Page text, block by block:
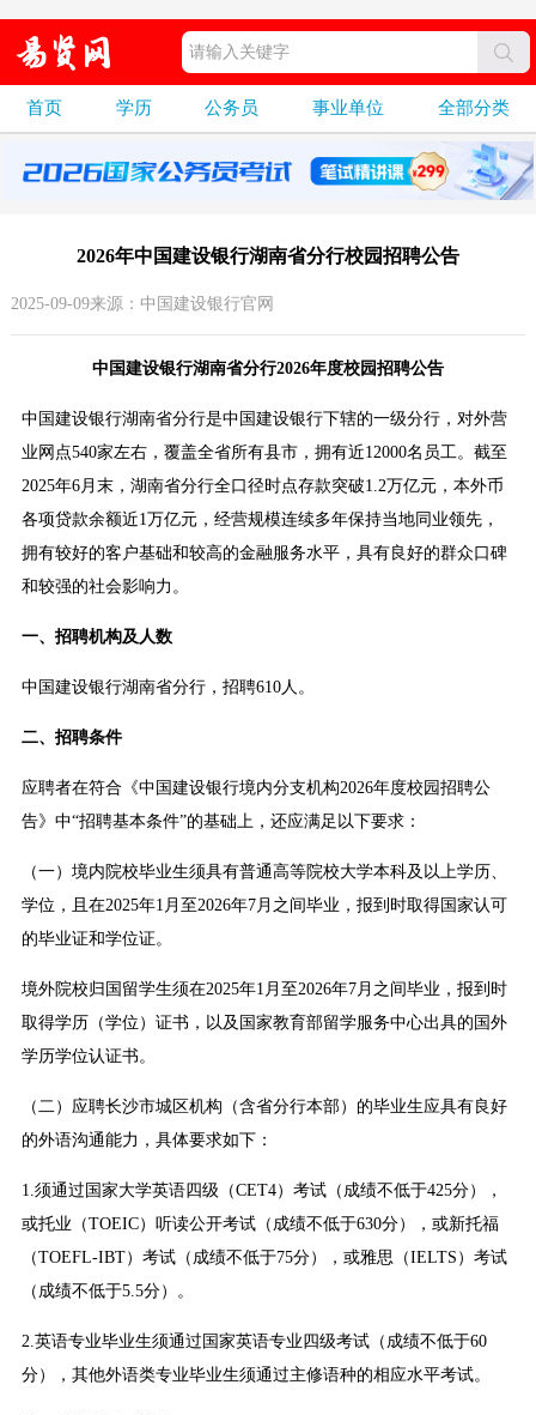
首页 学历 公务员 事业单位 全部分类
2026年中国建设银行湖南省分行校园招聘公告
2025-09-09来源：中国建设银行官网
中国建设银行湖南省分行2026年度校园招聘公告
中国建设银行湖南省分行是中国建设银行下辖的一级分行，对外营
业网点540家左右，覆盖全省所有县市，拥有近12000名员工。截至
2025年6月末，湖南省分行全口径时点存款突破1.2万亿元，本外币
各项贷款余额近1万亿元，经营规模连续多年保持当地同业领先，
拥有较好的客户基础和较高的金融服务水平，具有良好的群众口碑
和较强的社会影响力。
一、招聘机构及人数
中国建设银行湖南省分行，招聘610人。
二、招聘条件
应聘者在符合《中国建设银行境内分支机构2026年度校园招聘公
告》中“招聘基本条件”的基础上，还应满足以下要求：
（一）境内院校毕业生须具有普通高等院校大学本科及以上学历、
学位，且在2025年1月至2026年7月之间毕业，报到时取得国家认可
的毕业证和学位证。
境外院校归国留学生须在2025年1月至2026年7月之间毕业，报到时
取得学历（学位）证书，以及国家教育部留学服务中心出具的国外
学历学位认证书。
（二）应聘长沙市城区机构（含省分行本部）的毕业生应具有良好
的外语沟通能力，具体要求如下：
1.须通过国家大学英语四级（CET4）考试（成绩不低于425分），
或托业（TOEIC）听读公开考试（成绩不低于630分），或新托福
（TOEFL-IBT）考试（成绩不低于75分），或雅思（IELTS）考试
（成绩不低于5.5分）。
2.英语专业毕业生须通过国家英语专业四级考试（成绩不低于60
分），其他外语类专业毕业生须通过主修语种的相应水平考试。